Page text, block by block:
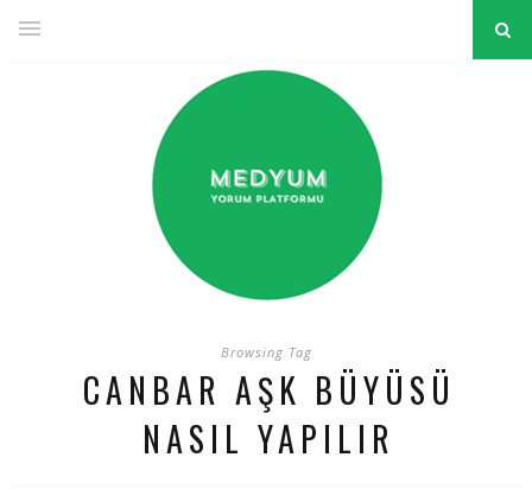
Browsing Tag
CANBAR AŞK BÜYÜSÜ
NASIL YAPILIR